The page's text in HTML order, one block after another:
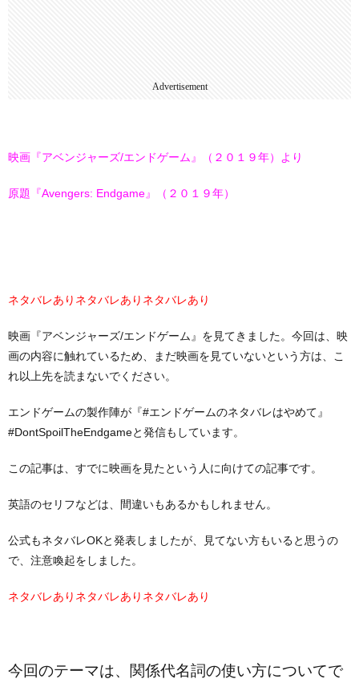
Advertisement
映画『アベンジャーズ/エンドゲーム』（２０１９年）より
原題『Avengers: Endgame』（２０１９年）
ネタバレありネタバレありネタバレあり
映画『アベンジャーズ/エンドゲーム』を見てきました。今回は、映
画の内容に触れているため、まだ映画を見ていないという方は、こ
れ以上先を読まないでください。
エンドゲームの製作陣が『#エンドゲームのネタバレはやめて』
#DontSpoilTheEndgameと発信もしています。
この記事は、すでに映画を見たという人に向けての記事です。
英語のセリフなどは、間違いもあるかもしれません。
公式もネタバレOKと発表しましたが、見てない方もいると思うの
で、注意喚起をしました。
ネタバレありネタバレありネタバレあり
今回のテーマは、関係代名詞の使い方についてで